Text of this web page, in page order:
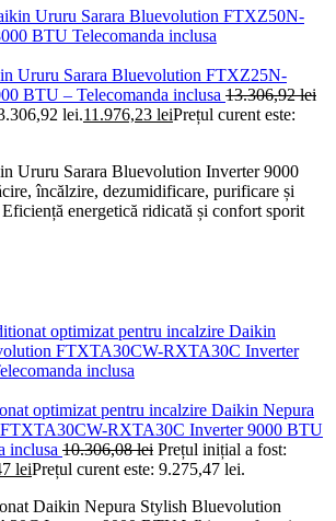
Ururu Sarara Bluevolution FTXZ25N-
BTU – Telecomanda inclusa 13.306,92lei
lei.11.976,23 leiPrețul curent este:
Ururu Sarara Bluevolution Inverter 9000
încălzire, dezumidificare, purificare și
energetică ridicată și confort sporit
optimizat pentru incalzire Daikin Nepura
RXTA30C Inverter 9000 BTU
inclusa 10.306,08lei Prețul inițial a fost:
leiPrețul curent este: 9.275,47 lei.
Daikin Nepura Stylish Bluevolution